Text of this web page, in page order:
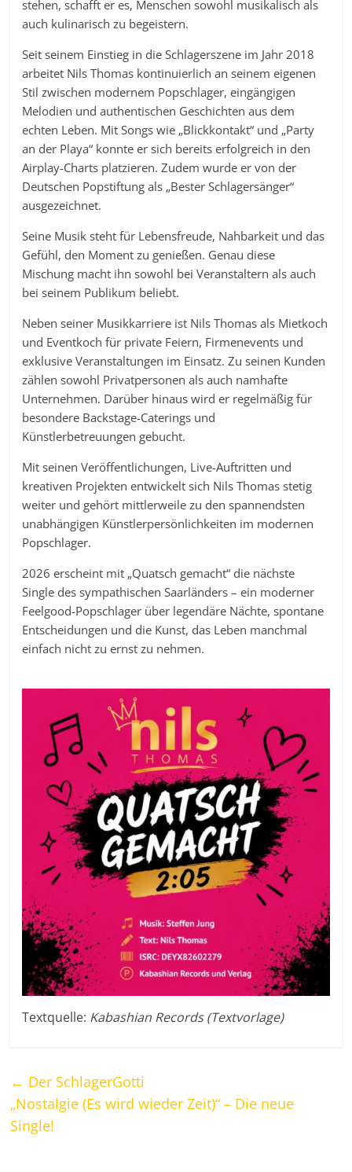
stehen, schafft er es, Menschen sowohl musikalisch als
auch kulinarisch zu begeistern.
Seit seinem Einstieg in die Schlagerszene im Jahr 2018
arbeitet Nils Thomas kontinuierlich an seinem eigenen
Stil zwischen modernem Popschlager, eingängigen
Melodien und authentischen Geschichten aus dem
echten Leben. Mit Songs wie „Blickkontakt“ und „Party
an der Playa“ konnte er sich bereits erfolgreich in den
Airplay-Charts platzieren. Zudem wurde er von der
Deutschen Popstiftung als „Bester Schlagersänger“
ausgezeichnet.
Seine Musik steht für Lebensfreude, Nahbarkeit und das
Gefühl, den Moment zu genießen. Genau diese
Mischung macht ihn sowohl bei Veranstaltern als auch
bei seinem Publikum beliebt.
Neben seiner Musikkarriere ist Nils Thomas als Mietkoch
und Eventkoch für private Feiern, Firmenevents und
exklusive Veranstaltungen im Einsatz. Zu seinen Kunden
zählen sowohl Privatpersonen als auch namhafte
Unternehmen. Darüber hinaus wird er regelmäßig für
besondere Backstage-Caterings und
Künstlerbetreuungen gebucht.
Mit seinen Veröffentlichungen, Live-Auftritten und
kreativen Projekten entwickelt sich Nils Thomas stetig
weiter und gehört mittlerweile zu den spannendsten
unabhängigen Künstlerpersönlichkeiten im modernen
Popschlager.
2026 erscheint mit „Quatsch gemacht“ die nächste
Single des sympathischen Saarländers – ein moderner
Feelgood-Popschlager über legendäre Nächte, spontane
Entscheidungen und die Kunst, das Leben manchmal
einfach nicht zu ernst zu nehmen.
Textquelle: Kabashian Records (Textvorlage)
← Der SchlagerGotti
„Nostalgie (Es wird wieder Zeit)“ – Die neue
Single!